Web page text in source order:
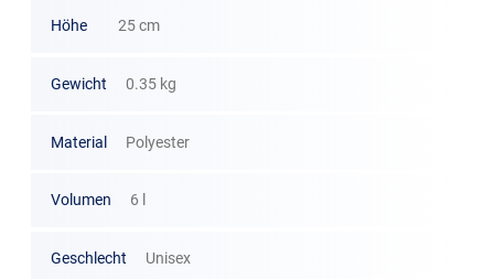
Höhe 25 cm
Gewicht 0.35 kg
Material Polyester
Volumen 6 l
Geschlecht Unisex